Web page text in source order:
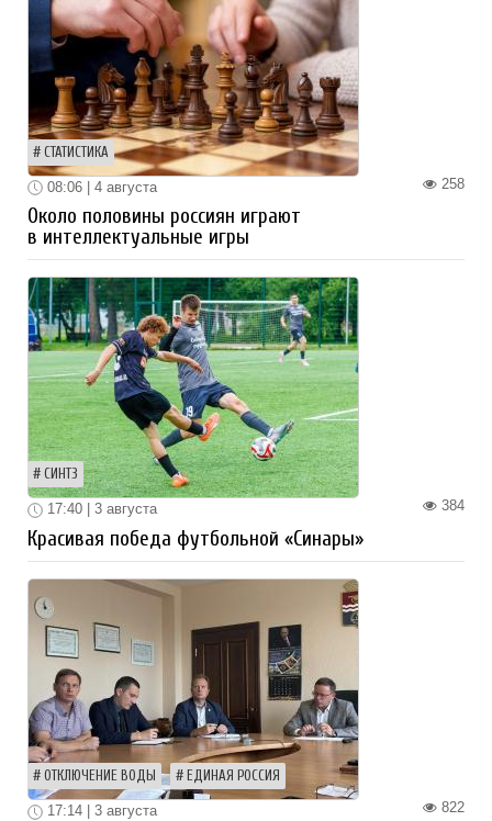
СТАТИСТИКА
258
08:06 | 4 августа
Около половины россиян играют
в интеллектуальные игры
СИНТЗ
384
17:40 | 3 августа
Красивая победа футбольной «Синары»
ОТКЛЮЧЕНИЕ ВОДЫ ЕДИНАЯ РОССИЯ
822
17:14 | 3 августа